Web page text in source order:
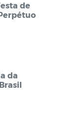
de
da